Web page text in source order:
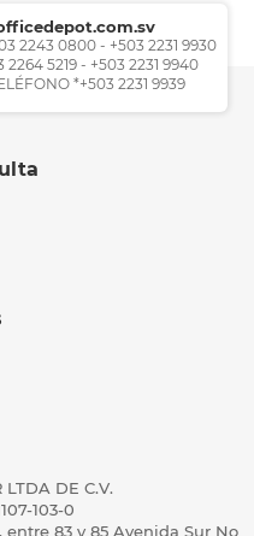
2243 0800 - +503 2231 9930
2264 5219 - +503 2231 9940
*+503 2231 9939
DE C.V.
103-0
entre 83 y 85 Avenida Sur No